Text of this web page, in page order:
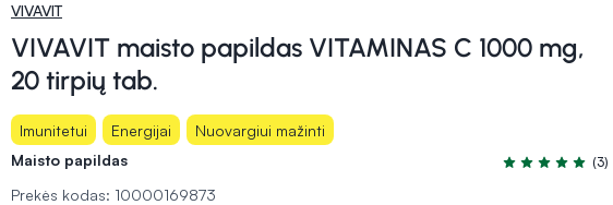
VIVAVIT
VIVAVIT maisto papildas VITAMINAS C 1000 mg,
20 tirpių tab.
Imunitetui Energijai
Nuovargiui mažinti
Maisto papildas
Įvertinimas
(3)
Prekės kodas: 10000169873